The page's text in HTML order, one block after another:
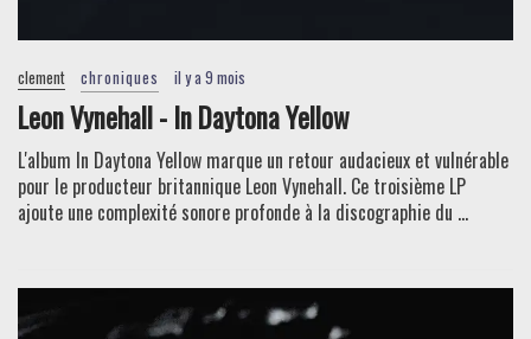
clement chroniques il y a 9 mois
Leon Vynehall - In Daytona Yellow
L'album In Daytona Yellow marque un retour audacieux et vulnérable
pour le producteur britannique Leon Vynehall. Ce troisième LP
ajoute une complexité sonore profonde à la discographie du ...